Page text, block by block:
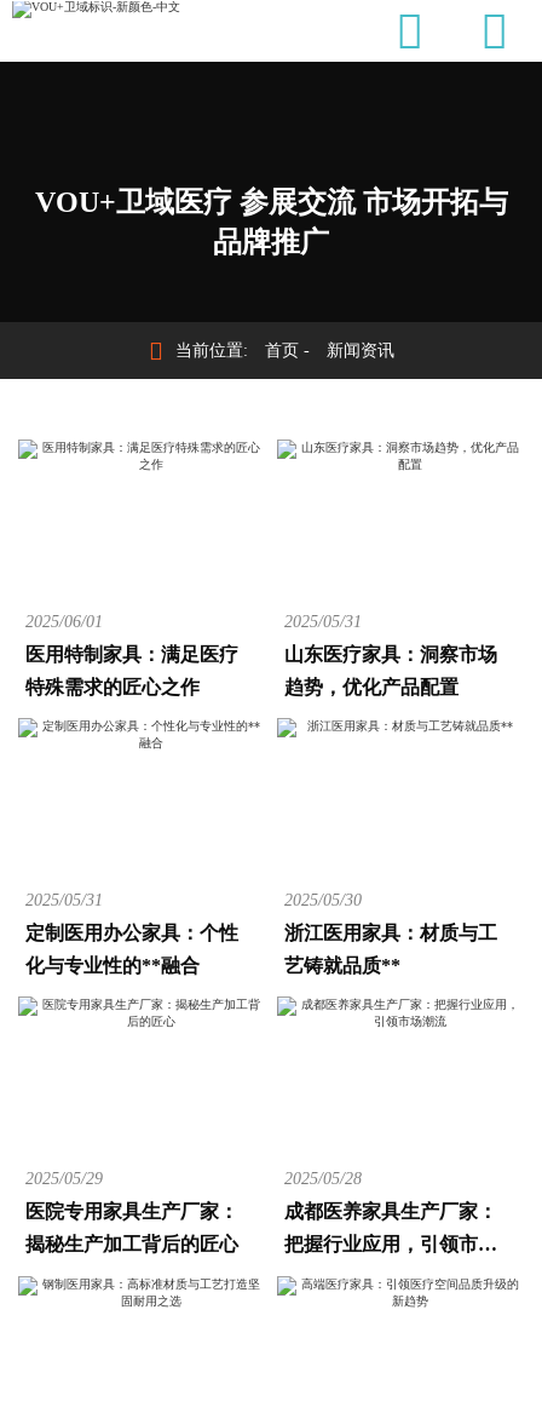
 
VOU+卫域医疗 参展交流 市场开拓与
品牌推广
 当前位置: 首页- 新闻资讯
2025/06/01
医用特制家具：满足医疗
特殊需求的匠心之作
2025/05/31
山东医疗家具：洞察市场
趋势，优化产品配置
2025/05/31
定制医用办公家具：个性
化与专业性的**融合
2025/05/30
浙江医用家具：材质与工
艺铸就品质**
2025/05/29
医院专用家具生产厂家：
揭秘生产加工背后的匠心
2025/05/28
成都医养家具生产厂家：
把握行业应用，引领市场
潮流